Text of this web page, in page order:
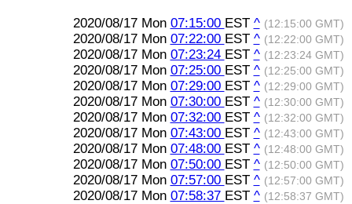
2020/08/17 Mon 07:15:00 EST ^ (12:15:00 GMT)
2020/08/17 Mon 07:22:00 EST ^ (12:22:00 GMT)
2020/08/17 Mon 07:23:24 EST ^ (12:23:24 GMT)
2020/08/17 Mon 07:25:00 EST ^ (12:25:00 GMT)
2020/08/17 Mon 07:29:00 EST ^ (12:29:00 GMT)
2020/08/17 Mon 07:30:00 EST ^ (12:30:00 GMT)
2020/08/17 Mon 07:32:00 EST ^ (12:32:00 GMT)
2020/08/17 Mon 07:43:00 EST ^ (12:43:00 GMT)
2020/08/17 Mon 07:48:00 EST ^ (12:48:00 GMT)
2020/08/17 Mon 07:50:00 EST ^ (12:50:00 GMT)
2020/08/17 Mon 07:57:00 EST ^ (12:57:00 GMT)
2020/08/17 Mon 07:58:37 EST ^ (12:58:37 GMT)